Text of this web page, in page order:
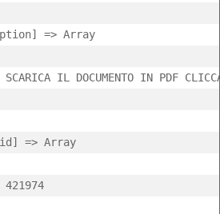
=> Array
SCARICA IL DOCUMENTO IN PDF
=> Array
421974